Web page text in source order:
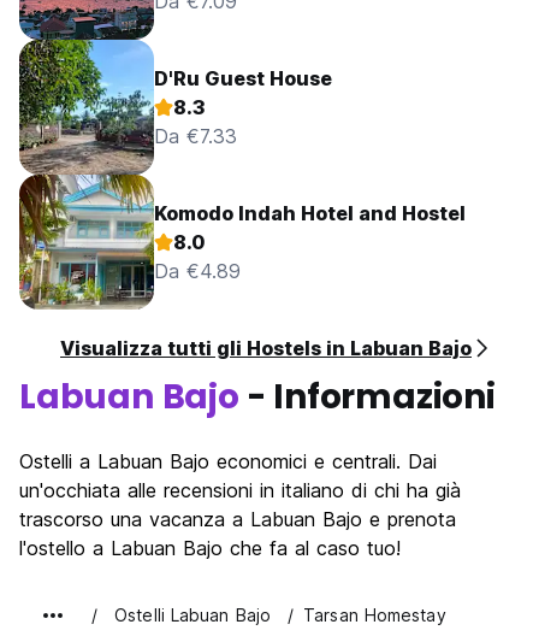
D'Ru Guest House
8.3
Da €7.33
Komodo Indah Hotel and Hostel
8.0
Da €4.89
Visualizza tutti gli Hostels in Labuan Bajo
Labuan Bajo - Informazioni
Ostelli a Labuan Bajo economici e centrali. Dai
un'occhiata alle recensioni in italiano di chi ha già
trascorso una vacanza a Labuan Bajo e prenota
l'ostello a Labuan Bajo che fa al caso tuo!
Ostelli Labuan Bajo Tarsan Homestay